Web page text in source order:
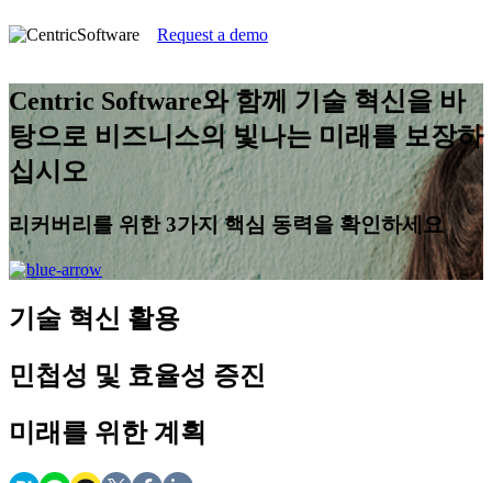
Request a demo
Centric Software와 함께 기술 혁신을 바
탕으로 비즈니스의 빛나는 미래를 보장하
십시오
리커버리를 위한 3가지 핵심 동력을 확인하세요
기술 혁신 활용
민첩성 및 효율성 증진
미래를 위한 계획